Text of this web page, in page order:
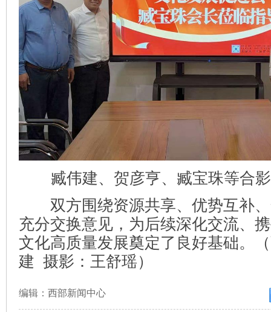
臧伟建、贺彦亨、臧宝珠等合
双方围绕资源共享、优势互补、
充分交换意见，为后续深化交流、
文化高质量发展奠定了良好基础。
建 摄影：王舒瑶）
编辑：西部新闻中心